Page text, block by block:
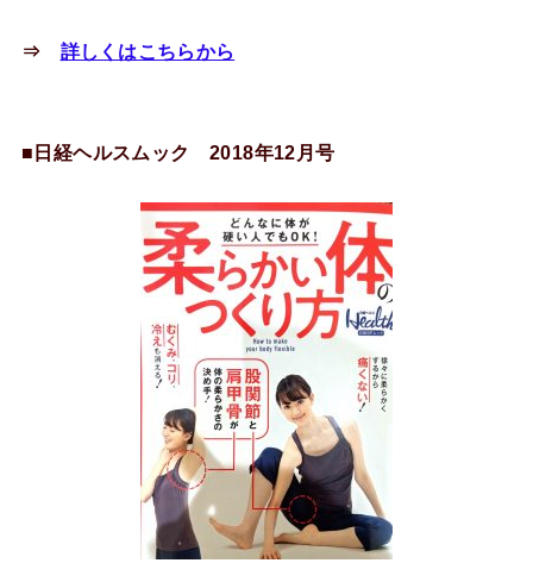
⇒ 詳しくはこちらから
■日経ヘルスムック 2018年12月号